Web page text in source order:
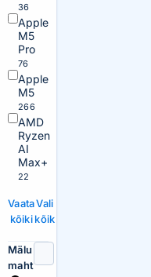
36
Apple
M5
Pro
76
Apple
M5
266
AMD
Ryzen
AI
Max+
22
Vaata
kõiki
Vali
kõik
Mälu
maht